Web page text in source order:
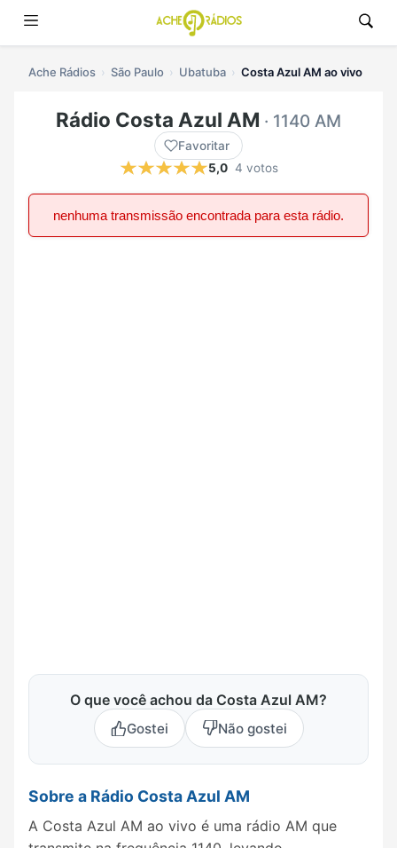
Ache Rádios São Paulo Ubatuba Costa Azul AM ao vivo
Rádio Costa Azul AM · 1140 AM
Favoritar
5,0 4 votos
nenhuma transmissão encontrada para esta rádio.
O que você achou da Costa Azul AM?
Gostei Não gostei
Sobre a Rádio Costa Azul AM
A Costa Azul AM ao vivo é uma rádio AM que